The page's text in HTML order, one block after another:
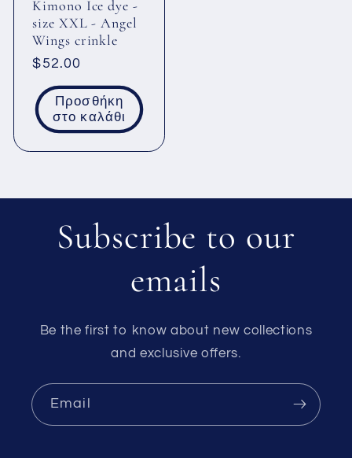
Kimono Ice dye -
size XXL - Angel
Wings crinkle
Κανονική
τιμή
$52.00
Προσθήκη
στο καλάθι
Subscribe to our
emails
Be the first to know about new collections
and exclusive offers.
Email